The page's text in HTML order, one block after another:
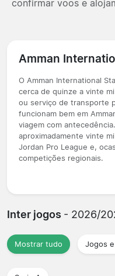
confirmar voos e
Amman
O Amman International
cerca de quinze a vinte
ou serviço de transporte
funcionam bem em
viagem com
aproximadamente vinte
Jordan Pro League e,
competições regionais.
Inter jogos - 2026/
Mostrar tudo Jogos